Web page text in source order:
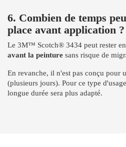
6. Combien de temps
place avant application ?
Le 3M™ Scotch® 3434 peut rester
avant la peinture sans risque de
En revanche, il n'est pas conçu pour
(plusieurs jours). Pour ce type
longue durée sera plus adapté.